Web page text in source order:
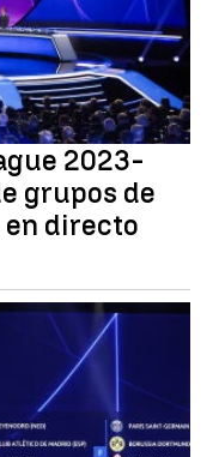
2023-
grupos de
en directo